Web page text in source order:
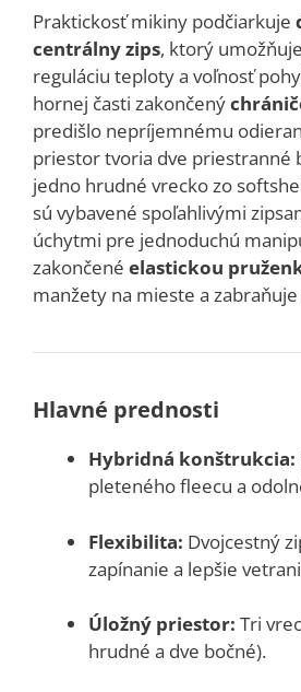
Praktickosť mikiny podčiarkuje
centrálny zips, ktorý
reguláciu teploty a voľnosť
hornej časti zakončený
predišlo nepríjemnému
priestor tvoria dve priestranné
jedno hrudné vrecko zo
sú vybavené spoľahlivými
úchytmi pre jednoduchú
zakončené elastickou
manžety na mieste a
Hlavné prednosti
Hybridná konštrukcia:
pleteného fleecu a
Flexibilita: Dvojcestný
zapínanie a lepšie
Úložný priestor: Tri
hrudné a dve bočné).